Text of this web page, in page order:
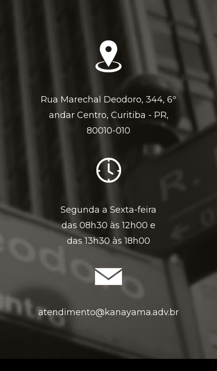
Rua Marechal Deodoro, 344, 6º
andar Centro, Curitiba - PR,
80010-010
Segunda a Sexta-feira
das 08h30 às 12h00 e
das 13h30 às 18h00
atendimento@kanayama.adv.br